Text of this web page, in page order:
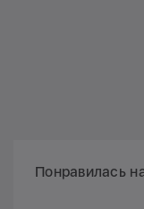
Понравилась